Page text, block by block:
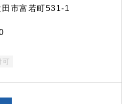
市富若町531-1
可